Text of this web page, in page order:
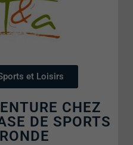
et Loisirs
CHEZ
DE SPORTS